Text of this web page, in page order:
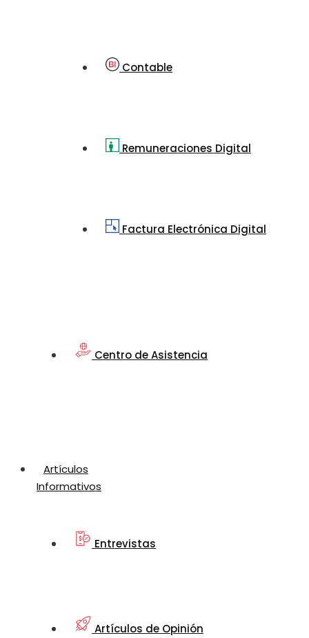
Contable
Remuneraciones Digital
Factura Electrónica Digital
Centro de Asistencia
Artículos
Informativos
Entrevistas
Artículos de Opinión